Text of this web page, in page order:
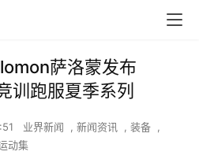
萨洛蒙发布
训跑服夏季系列
业界新闻 , 新闻资讯 , 装备
,
动集